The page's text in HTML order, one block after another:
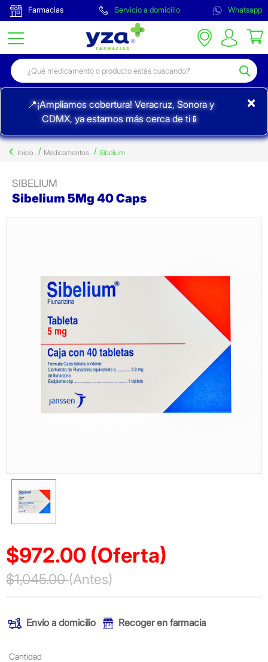
Farmacias Servicio a domicilio Whatsapp
📍¡Ampliamos cobertura! Veracruz, Sonora y
CDMX, ya estamos más cerca de ti📱
×
Inicio Medicamentos Sibelium
SIBELIUM
Sibelium 5Mg 40 Caps
$972.00 (Oferta)
Precio reducido de
$1,045.00(Antes)
Envío a domicilio Recoger en farmacia
Cantidad